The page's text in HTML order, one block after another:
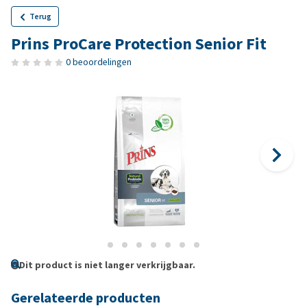
Terug
Prins ProCare Protection Senior Fit
0 beoordelingen
Dit product is niet langer verkrijgbaar.
Gerelateerde producten